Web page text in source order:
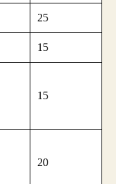
25
15
15
20